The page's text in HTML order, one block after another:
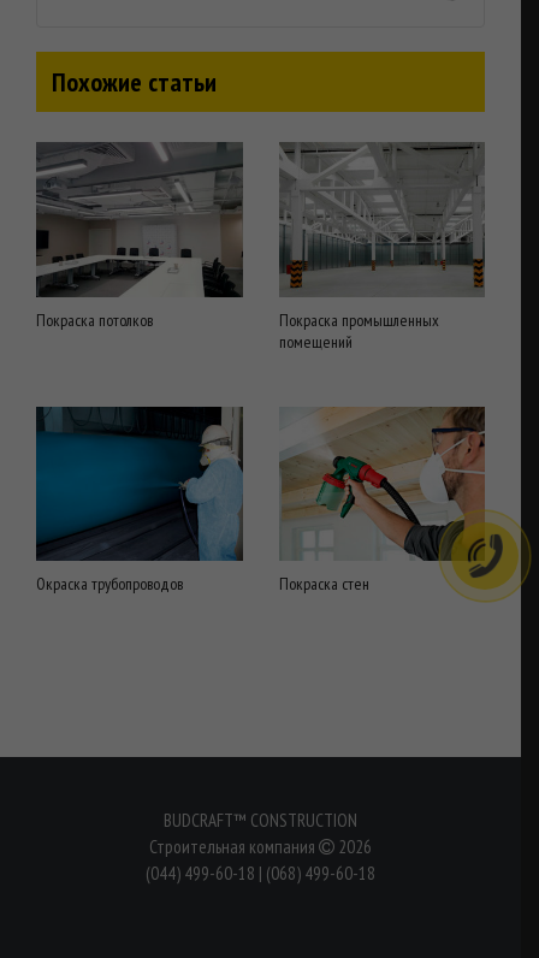
Похожие статьи
Покраска потолков
Покраска промышленных
помещений
Окраска трубопроводов Покраска стен
BUDCRAFT™ CONSTRUCTION
Строительная компания
2026
(044) 499-60-18 | (068) 499-60-18